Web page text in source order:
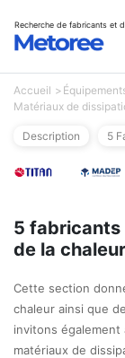
Recherche de fabricants et
Accueil
Matériaux de
Description 5
5 fabricants
de la
Cette section
chaleur ainsi que
invitons
matériaux de